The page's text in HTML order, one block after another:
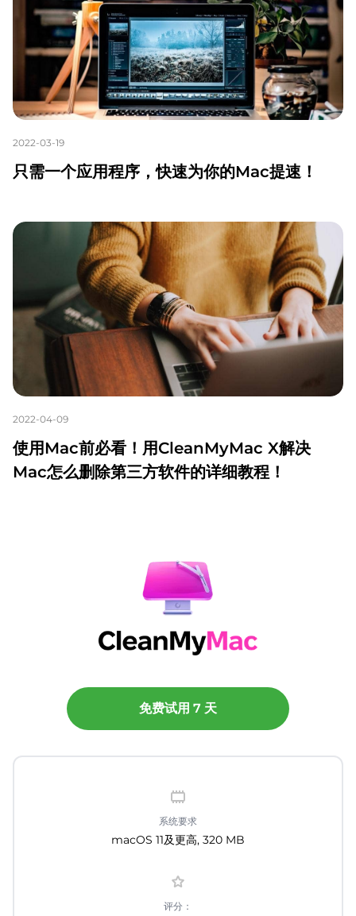
2022-03-19
只需一个应用程序，快速为你的Mac提速！
2022-04-09
使用Mac前必看！用CleanMyMac X解决
Mac怎么删除第三方软件的详细教程！
免费试用 7 天
系统要求
macOS 11及更高, 320 MB
评分：